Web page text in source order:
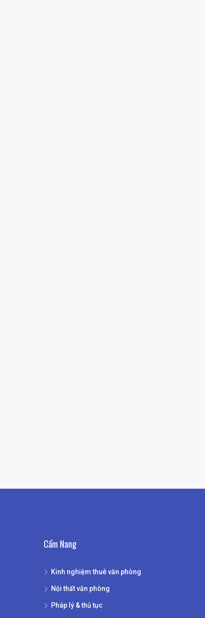
Cẩm Nang
Kinh nghiệm thuê văn phòng
Nội thất văn phòng
Pháp lý & thủ tục